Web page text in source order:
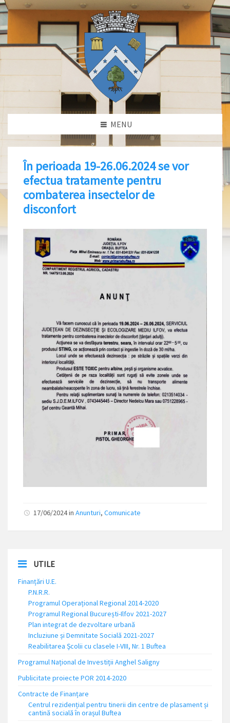
MENU
În perioada 19-26.06.2024 se vor
efectua tratamente pentru
combaterea insectelor de
disconfort
17/06/2024in Anunturi, Comunicate
UTILE
Finanțări U.E.
P.N.R.R.
Programul Operațional Regional 2014-2020
Programul Regional București-Ilfov 2021-2027
Plan integrat de dezvoltare urbană
Incluziune și Demnitate Socială 2021-2027
Reabilitarea Școlii cu clasele I-VIII, Nr. 1 Buftea
Programul Național de Investiții Anghel Saligny
Publicitate proiecte POR 2014-2020
Contracte de Finanțare
Centrul rezidențial pentru tinerii din centre de plasament și
cantină socială în orașul Buftea